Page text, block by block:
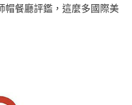
帽餐廳評鑑，這麼多國際美